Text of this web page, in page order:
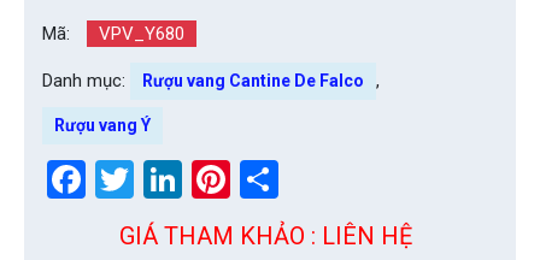
Mã: VPV_Y680
Danh mục: Rượu vang Cantine De Falco ,
Rượu vang Ý
Facebook
Twitter
LinkedIn
Pinterest
GIÁ THAM KHẢO : LIÊN HỆ